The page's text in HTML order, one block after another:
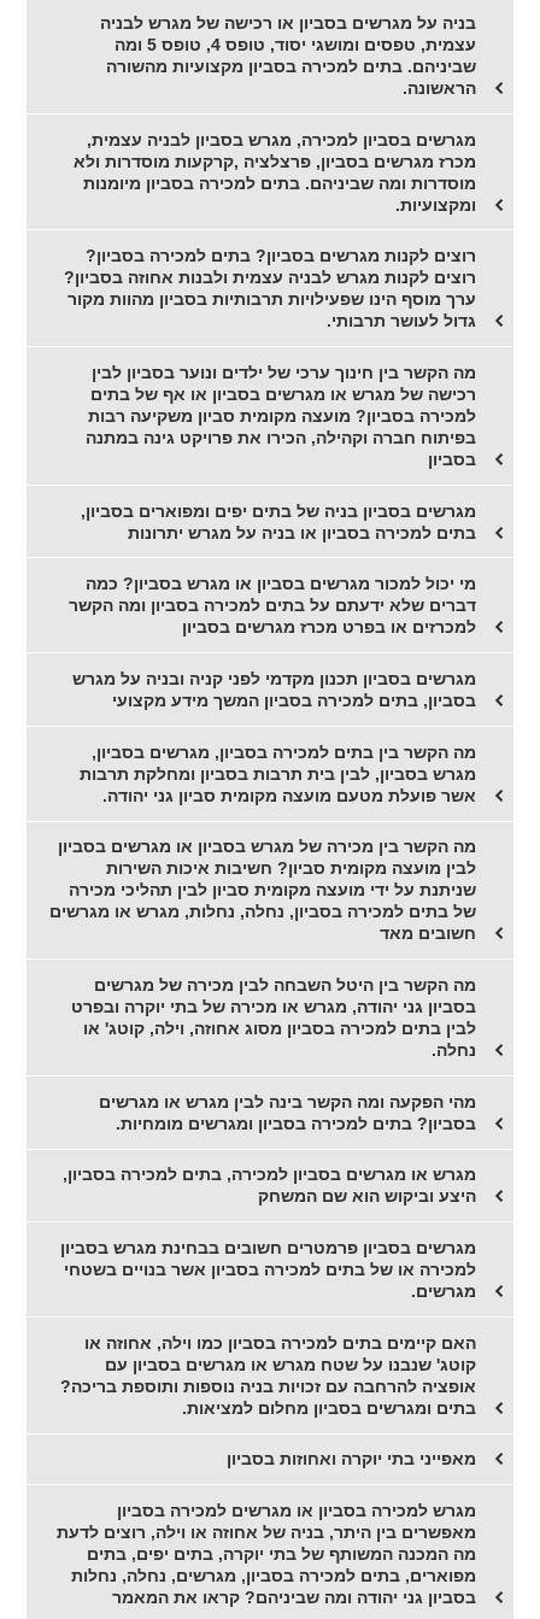
בניה על מגרשים בסביון או רכישה של מגרש לבניה
עצמית, טפסים ומושגי יסוד, טופס 4, טופס 5 ומה
שביניהם. בתים למכירה בסביון מקצועיות מהשורה
הראשונה.
מגרשים בסביון למכירה, מגרש בסביון לבניה עצמית,
מכרז מגרשים בסביון, פרצלציה ,קרקעות מוסדרות ולא
מוסדרות ומה שביניהם. בתים למכירה בסביון מיומנות
ומקצועיות.
רוצים לקנות מגרשים בסביון? בתים למכירה בסביון?
רוצים לקנות מגרש לבניה עצמית ולבנות אחוזה בסביון?
ערך מוסף הינו שפעילויות תרבותיות בסביון מהוות מקור
גדול לעושר תרבותי.
מה הקשר בין חינוך ערכי של ילדים ונוער בסביון לבין
רכישה של מגרש או מגרשים בסביון או אף של בתים
למכירה בסביון? מועצה מקומית סביון משקיעה רבות
בפיתוח חברה וקהילה, הכירו את פרויקט גינה במתנה
בסביון
מגרשים בסביון בניה של בתים יפים ומפוארים בסביון,
בתים למכירה בסביון או בניה על מגרש יתרונות
מי יכול למכור מגרשים בסביון או מגרש בסביון? כמה
דברים שלא ידעתם על בתים למכירה בסביון ומה הקשר
למכרזים או בפרט מכרז מגרשים בסביון
מגרשים בסביון תכנון מקדמי לפני קניה ובניה על מגרש
בסביון, בתים למכירה בסביון המשך מידע מקצועי
מה הקשר בין בתים למכירה בסביון, מגרשים בסביון,
מגרש בסביון, לבין בית תרבות בסביון ומחלקת תרבות
אשר פועלת מטעם מועצה מקומית סביון גני יהודה.
מה הקשר בין מכירה של מגרש בסביון או מגרשים בסביון
לבין מועצה מקומית סביון? חשיבות איכות השירות
שניתנת על ידי מועצה מקומית סביון לבין תהליכי מכירה
של בתים למכירה בסביון, נחלה, נחלות, מגרש או מגרשים
חשובים מאד
מה הקשר בין היטל השבחה לבין מכירה של מגרשים
בסביון גני יהודה, מגרש או מכירה של בתי יוקרה ובפרט
לבין בתים למכירה בסביון מסוג אחוזה, וילה, קוטג' או
נחלה.
מהי הפקעה ומה הקשר בינה לבין מגרש או מגרשים
בסביון? בתים למכירה בסביון ומגרשים מומחיות.
מגרש או מגרשים בסביון למכירה, בתים למכירה בסביון,
היצע וביקוש הוא שם המשחק
מגרשים בסביון פרמטרים חשובים בבחינת מגרש בסביון
למכירה או של בתים למכירה בסביון אשר בנויים בשטחי
מגרשים.
האם קיימים בתים למכירה בסביון כמו וילה, אחוזה או
קוטג' שנבנו על שטח מגרש או מגרשים בסביון עם
אופציה להרחבה עם זכויות בניה נוספות ותוספת בריכה?
בתים ומגרשים בסביון מחלום למציאות.
מאפייני בתי יוקרה ואחוזות בסביון
מגרש למכירה בסביון או מגרשים למכירה בסביון
מאפשרים בין היתר, בניה של אחוזה או וילה, רוצים לדעת
מה המכנה המשותף של בתי יוקרה, בתים יפים, בתים
מפוארים, בתים למכירה בסביון, מגרשים, נחלה, נחלות
בסביון גני יהודה ומה שביניהם? קראו את המאמר